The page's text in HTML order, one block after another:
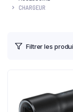
CHARGEUR
Filtrer les